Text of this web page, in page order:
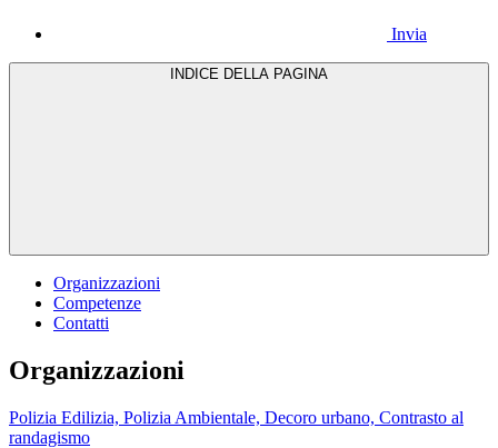
Invia
Organizzazioni
Competenze
Contatti
Organizzazioni
Polizia Edilizia, Polizia Ambientale, Decoro urbano, Contrasto al
randagismo